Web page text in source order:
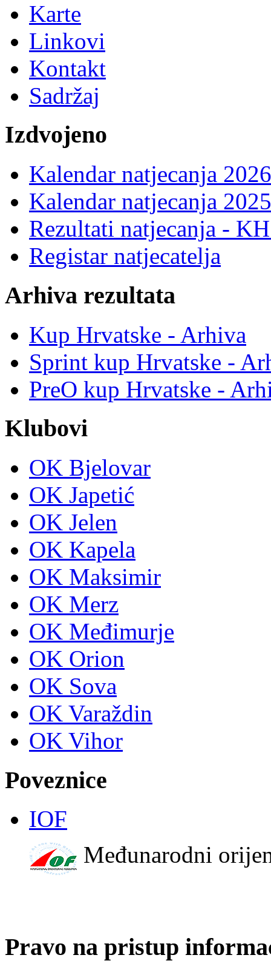
Karte
Linkovi
Kontakt
Sadržaj
Izdvojeno
Kalendar natjecanja
Kalendar natjecanja
Rezultati natjecanja -
Registar natjecatelja
Arhiva rezultata
Kup Hrvatske - Arhiva
Sprint kup Hrvatske -
PreO kup Hrvatske -
Klubovi
OK Bjelovar
OK Japetić
OK Jelen
OK Kapela
OK Maksimir
OK Merz
OK Međimurje
OK Orion
OK Sova
OK Varaždin
OK Vihor
Poveznice
IOF
Međunarodni
Pravo na pristup